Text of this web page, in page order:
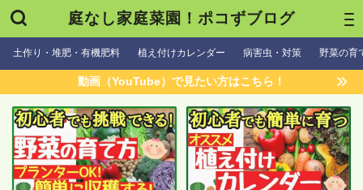
庭なし家庭菜園！ポコずブログ
土作り・堆肥・有機肥料 植え付けカレンダー 病害虫・対策 野菜の育
動画（YouTube）で見たい方はこちら！